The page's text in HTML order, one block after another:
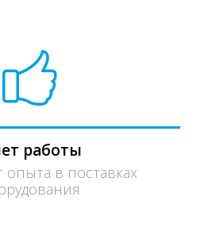
работы
опыта в поставках